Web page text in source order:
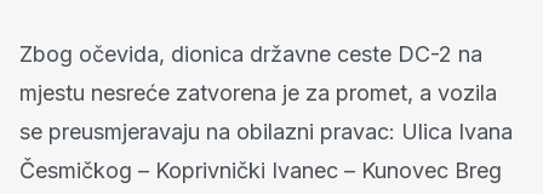
Zbog očevida, dionica državne ceste DC-2 na
mjestu nesreće zatvorena je za promet, a vozila
se preusmjeravaju na obilazni pravac: Ulica Ivana
Česmičkog – Koprivnički Ivanec – Kunovec Breg